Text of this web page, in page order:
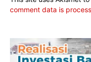
comment data is